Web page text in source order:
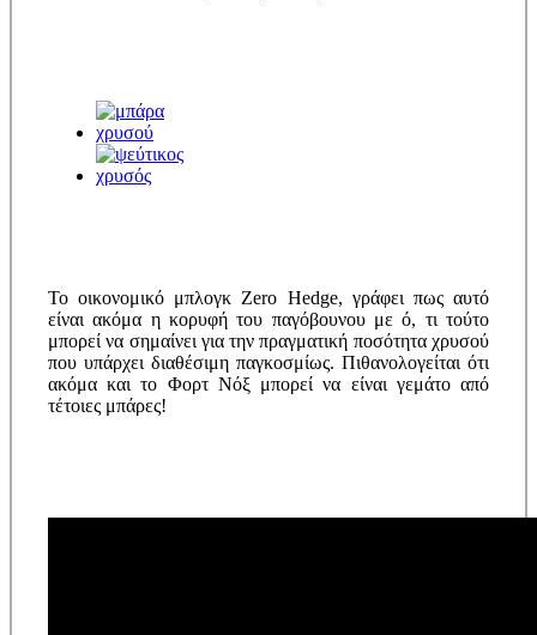
Το οικονομικό μπλογκ Zero Hedge, γράφει πως αυτό
είναι ακόμα η κορυφή του παγόβουνου με ό, τι τούτο
μπορεί να σημαίνει για την πραγματική ποσότητα χρυσού
που υπάρχει διαθέσιμη παγκοσμίως. Πιθανολογείται ότι
ακόμα και το Φορτ Νόξ μπορεί να είναι γεμάτο από
τέτοιες μπάρες!